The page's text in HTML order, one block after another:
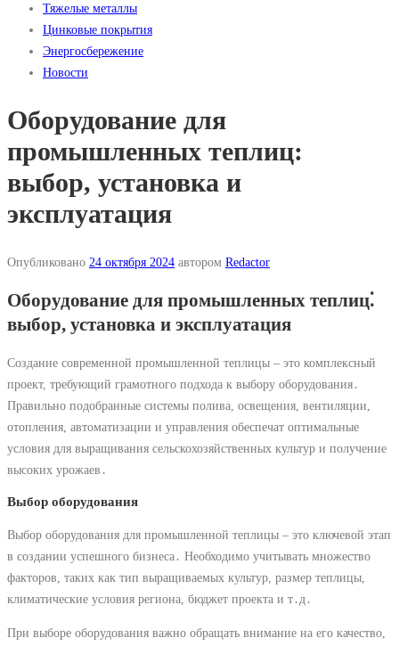
Тяжелые металлы
Цинковые покрытия
Энергосбережение
Новости
Оборудование для
промышленных теплиц:
выбор, установка и
эксплуатация
Опубликовано 24 октября 2024 автором Redactor
Оборудование для промышленных теплиц⁚
выбор, установка и эксплуатация
Создание современной промышленной теплицы – это комплексный
проект, требующий грамотного подхода к выбору оборудования․
Правильно подобранные системы полива, освещения, вентиляции,
отопления, автоматизации и управления обеспечат оптимальные
условия для выращивания сельскохозяйственных культур и получение
высоких урожаев․
Выбор оборудования
Выбор оборудования для промышленной теплицы – это ключевой этап
в создании успешного бизнеса․ Необходимо учитывать множество
факторов, таких как тип выращиваемых культур, размер теплицы,
климатические условия региона, бюджет проекта и т․д․
При выборе оборудования важно обращать внимание на его качество,